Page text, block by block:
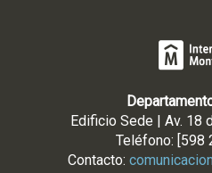
Edificio Sede | Av. 18
Teléfono: [598
Contacto: